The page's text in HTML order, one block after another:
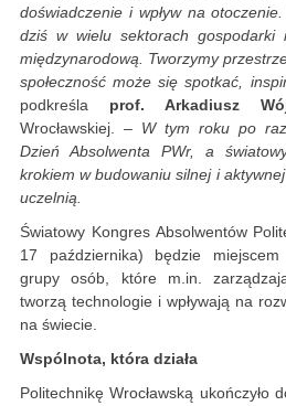
doświadczenie i wpływ na
dziś w wielu sektorach
międzynarodową. Tworzymy
społeczność może się spotkać,
podkreśla prof. Arkadiusz
Wrocławskiej. – W tym roku po raz
Dzień Absolwenta PWr, a
krokiem w budowaniu silnej i
uczelnią.
Światowy Kongres Absolwentów
17 października) będzie
grupy osób, które m.in.
tworzą technologie i wpływają na
na świecie.
Wspólnota, która działa
Politechnikę Wrocławską ukończyło